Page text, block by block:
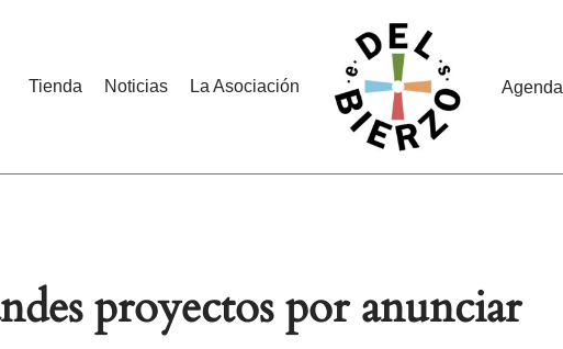
Tienda Noticias La Asociación Agenda
proyectos por anunciar